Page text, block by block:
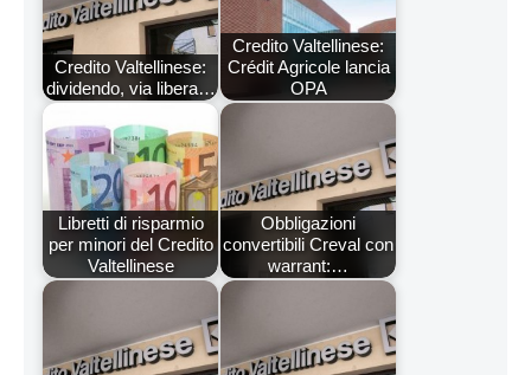
Credito Valtellinese:
dividendo, via libera…
Credito Valtellinese:
Crédit Agricole lancia
OPA
Libretti di risparmio
per minori del Credito
Valtellinese
Obbligazioni
convertibili Creval con
warrant:…